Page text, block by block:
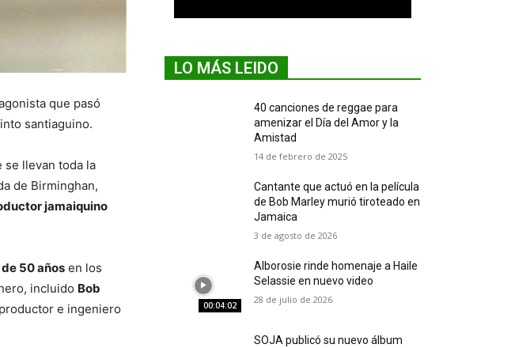
que pasó
santiaguino.
se llevan toda la
de Birminghan,
jamaiquino
50 años en los
incluido Bob
e ingeniero
LO MÁS LEIDO
40 canciones de reggae para
amenizar el Día del Amor y la
Amistad
14 de febrero de 2025
Cantante que actuó en la película
de Bob Marley murió tiroteado en
Jamaica
3 de agosto de 2026
00:04:02
Alborosie rinde homenaje a Haile
Selassie en nuevo video
28 de julio de 2026
SOJA publicó su nuevo álbum